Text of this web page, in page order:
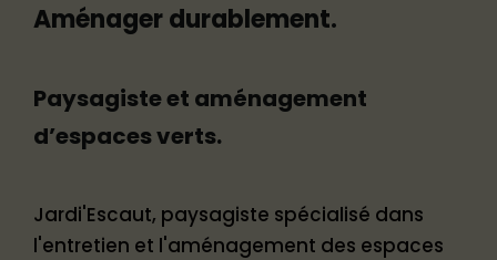
Aménager durablement.
Paysagiste et aménagement
d’espaces verts.
Jardi'Escaut, paysagiste spécialisé dans
l'entretien et l'aménagement des espaces